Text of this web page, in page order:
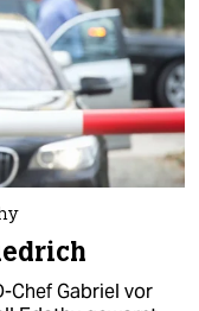
Chef Gabriel vor